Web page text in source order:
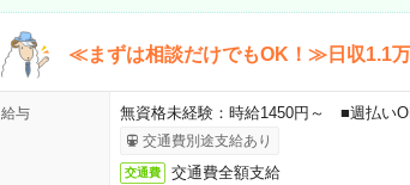
≪まずは相談だけでもOK！≫日収1.1
給与 無資格未経験：時給1450円～ ■週払
交通費別途支給あり
交通費 交通費全額支給